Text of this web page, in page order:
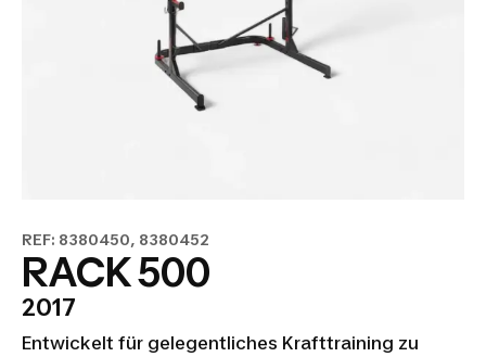
REF: 8380450, 8380452
RACK 500
2017
Entwickelt für gelegentliches Krafttraining zu